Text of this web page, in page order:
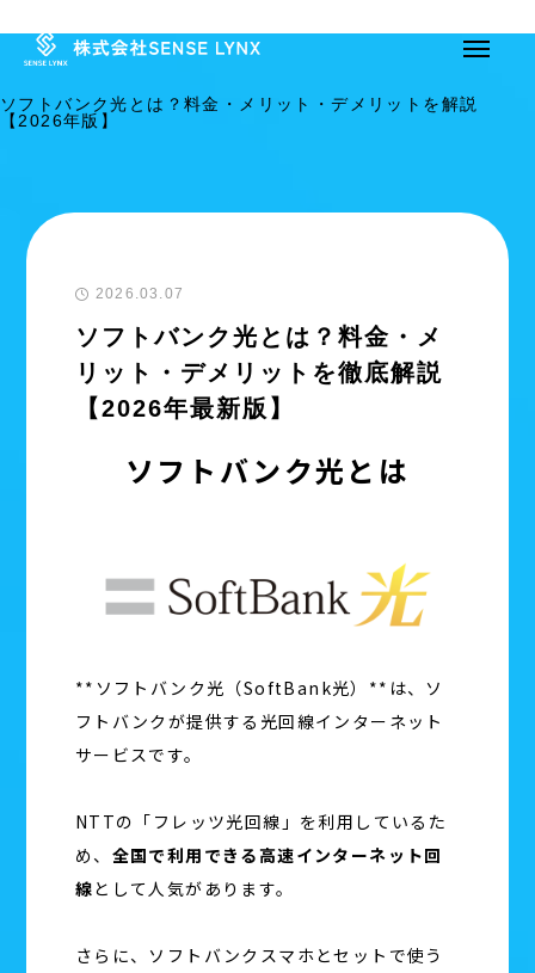
ソフトバンク光とは？料金・メリット・デメリットを解説
【2026年版】
2026.03.07
ソフトバンク光とは？料金・メ
リット・デメリットを徹底解説
【2026年最新版】
ソフトバンク光とは
**ソフトバンク光（SoftBank光）**は、ソ
フトバンクが提供する光回線インターネット
サービスです。
NTTの「フレッツ光回線」を利用しているた
め、 全国で利用できる高速インターネット回
線として人気があります。
さらに、ソフトバンクスマホとセットで使う